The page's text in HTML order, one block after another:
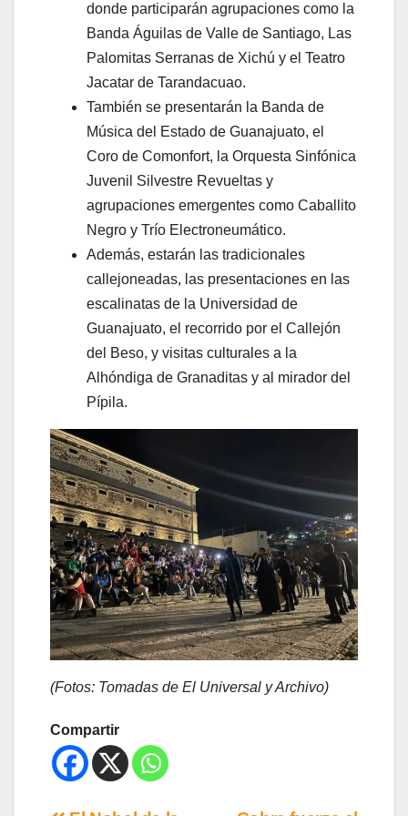
donde participarán agrupaciones como la
Banda Águilas de Valle de Santiago, Las
Palomitas Serranas de Xichú y el Teatro
Jacatar de Tarandacuao.
También se presentarán la Banda de
Música del Estado de Guanajuato, el
Coro de Comonfort, la Orquesta Sinfónica
Juvenil Silvestre Revueltas y
agrupaciones emergentes como Caballito
Negro y Trío Electroneumático.
Además, estarán las tradicionales
callejoneadas, las presentaciones en las
escalinatas de la Universidad de
Guanajuato, el recorrido por el Callejón
del Beso, y visitas culturales a la
Alhóndiga de Granaditas y al mirador del
Pípila.
(Fotos: Tomadas de El Universal y Archivo)
Compartir